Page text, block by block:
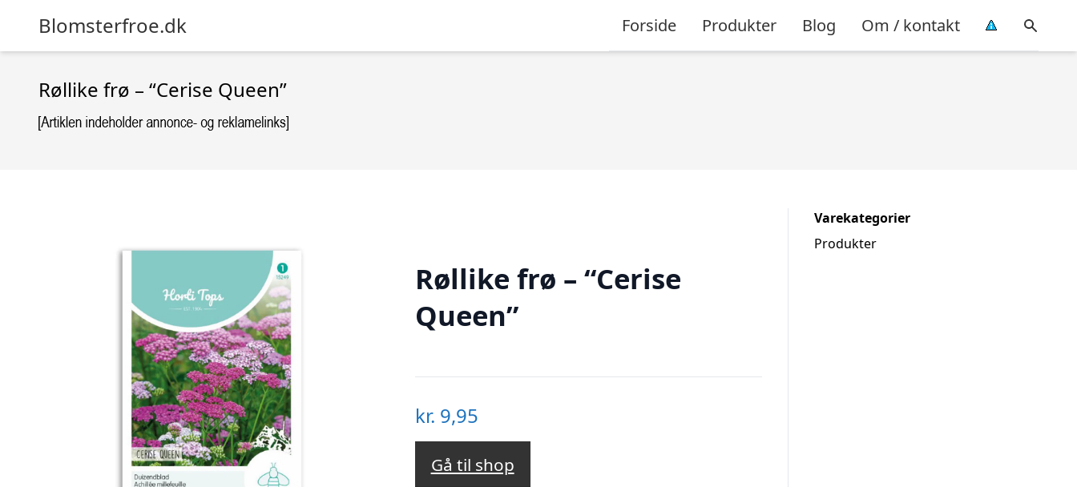
Blomsterfroe.dk Forside Produkter Blog Om / kontakt
Røllike frø – “Cerise Queen”
Røllike frø – “Cerise
Queen”
kr. 9,95
Gå til shop
Varekategorier
Produkter